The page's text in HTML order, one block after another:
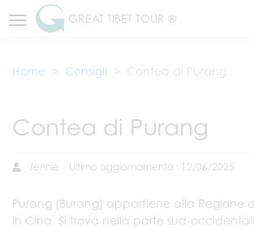
GREAT TIBET TOUR ®
Home Consigli Contea di Purang
Contea di Purang
Jennie Ultimo aggiornamento : 12/06/2025
Purang (Burang) appartiene alla Regione
in Cina. Si trova nella parte sud-